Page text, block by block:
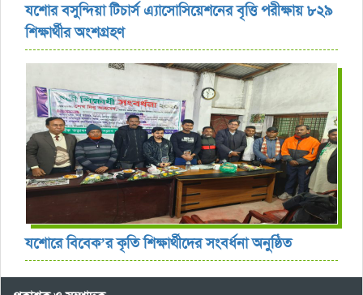
যশোর বসুন্দিয়া টিচার্স এ্যাসোসিয়েশনের বৃত্তি পরীক্ষায় ৮২৯
শিক্ষার্থীর অংশগ্রহণ
যশোরে বিবেক’র কৃতি শিক্ষার্থীদের সংবর্ধনা অনুষ্ঠিত